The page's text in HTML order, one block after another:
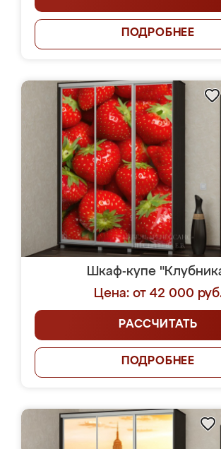
ПОДРОБНЕЕ
Шкаф-купе
Цена: от 42 000
РАССЧИТАТЬ
ПОДРОБНЕЕ